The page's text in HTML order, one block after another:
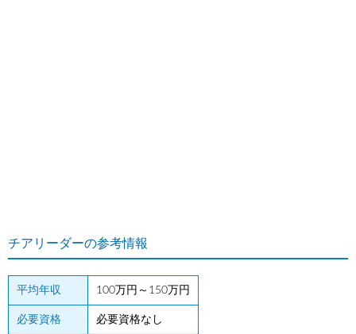
チアリーダーの参考情報
平均年収 100万円～150万円
必要資格 必要資格なし